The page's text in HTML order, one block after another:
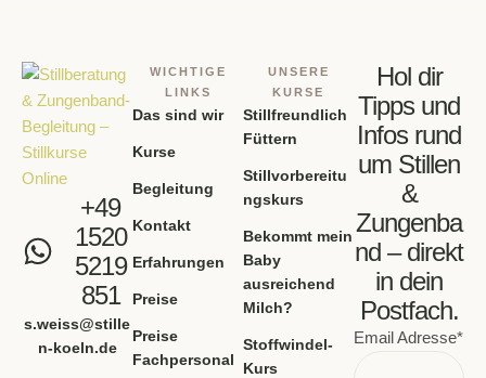
+49
1520
5219
851
s.weiss@stille
n-koeln.de
WICHTIGE
LINKS
Das sind wir
Kurse
Begleitung
Kontakt
Erfahrungen
Preise
Preise
Fachpersonal
UNSERE
KURSE
Stillfreundlich
Füttern
Stillvorbereitu
ngskurs
Bekommt mein
Baby
ausreichend
Milch?
Stoffwindel-
Kurs
Hol dir
Tipps und
Infos rund
um Stillen
&
Zungenba
nd – direkt
in dein
Postfach.
Email Adresse*